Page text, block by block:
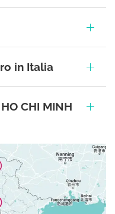
in Italia
CHI MINH